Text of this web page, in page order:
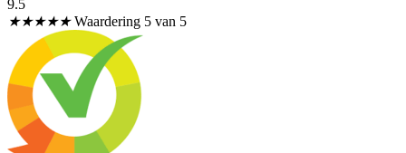
9.5
★★★★★ Waardering 5 van 5